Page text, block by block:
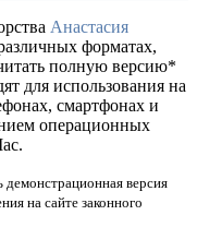
Анастасия
форматах,
полную версию*
для использования на
смартфонах и
операционных
версия
на сайте законного